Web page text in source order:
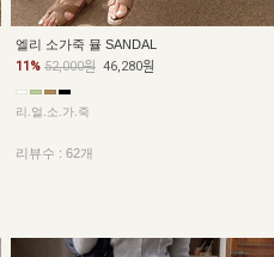
엘리 소가죽 뮬 SANDAL
11% 52,000원 46,280원
리.얼.소.가.죽
리뷰수 : 62개